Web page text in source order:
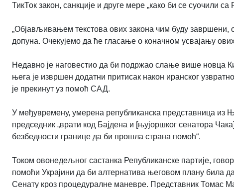
ТикТок закон, санкције и друге мере „како би се суочили
„Објављивањем текстова ових закона чим буду
допуна. Очекујемо да ће гласање о коначном усвајању
Недавно је наговестио да би подржао слање више новца
њега је извршен додатни притисак након иранског
је прекинут уз помоћ САД.
У међувремену, умерена републиканска представница из
председник „врати код Бајдена и [њујоршког сенатора
безбедности границе да би прошла страна помоћ“.
Током овонедељног састанка Републиканске партије,
помоћи Украјини да би алтернатива његовом плану била
Сенату кроз процедуралне маневре. Представник Томас